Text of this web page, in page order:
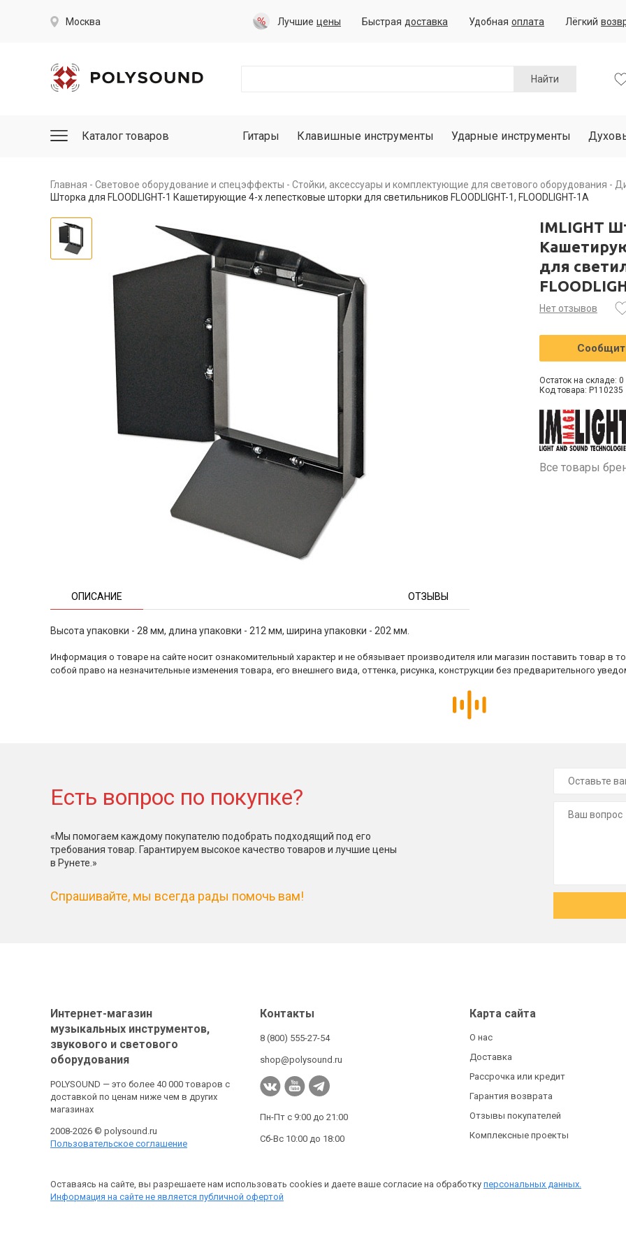
Москва Лучшие цены Быстрая доставка Удобная оплата Лёгкий
Найти
Каталог товаров Гитары Клавишные инструменты Ударные инструменты
Главная Световое оборудование и спецэффекты Стойки, аксессуары и комплектующие для светового оборудования
Шторка для FLOODLIGHT-1 Кашетирующие 4-х лепестковые шторки для светильников FLOODLIGHT-1, FLOODLIGHT-1A
ОПИСАНИЕ ОТЗЫВЫ
Высота упаковки - 28 мм, длина упаковки - 212 мм, ширина упаковки - 202 мм.
IMLIGHT
для
Нет отзывов
Остаток на складе: 0
Код товара: P110235
Все товары
Информация о товаре на сайте носит ознакомительный характер и не обязывает производителя или магазин поставить товар в
собой право на незначительные изменения товара, его внешнего вида, оттенка, рисунка, конструкции без предварительного
Есть вопрос по покупке?
«Мы помогаем каждому покупателю подобрать подходящий под его
требования товар. Гарантируем высокое качество товаров и лучшие цены
в Рунете.»
Спрашивайте, мы всегда рады помочь вам!
Интернет-магазин
музыкальных инструментов,
звукового и светового
оборудования
POLYSOUND — это более 40 000 товаров с
доставкой по ценам ниже чем в других
магазинах
2008-2026 © polysound.ru
Пользовательское соглашение
Контакты
8 (800) 555-27-54
shop@polysound.ru
Пн-Пт с 9:00 до 21:00
Сб-Вс 10:00 до 18:00
Карта сайта
О нас
Доставка
Рассрочка или кредит
Гарантия возврата
Отзывы покупателей
Комплексные проекты
Оставаясь на сайте, вы разрешаете нам использовать cookies и даете ваше согласие на обработку персональных данных.
Информация на сайте не является публичной офертой